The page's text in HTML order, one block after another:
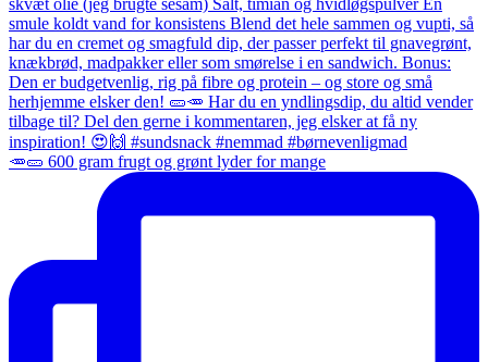
🥕🥒 600 gram frugt og grønt lyder for mange